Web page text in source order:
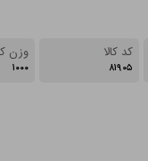
کد کالا
۸۱۹۰۵
وزن
۱۰۰۰